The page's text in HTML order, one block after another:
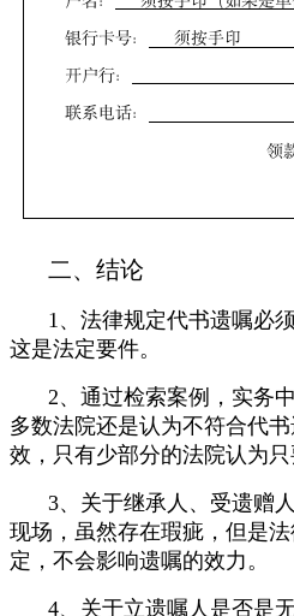
二、结论
1、法律规定代书遗嘱必
这是法定要件。
2、通过检索案例，实务
多数法院还是认为不符合代
效，只有少部分的法院认为只
3、关于继承人、受遗赠
现场，虽然存在瑕疵，但是
定，不会影响遗嘱的效力。
4、关于立遗嘱人是否是